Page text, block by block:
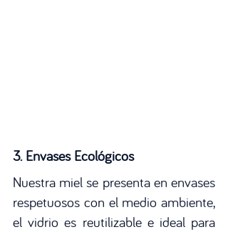
3. Envases Ecológicos
Nuestra miel se presenta en envases
respetuosos con el medio ambiente,
el vidrio es reutilizable e ideal para